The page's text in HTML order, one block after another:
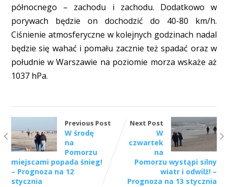
północnego – zachodu i zachodu. Dodatkowo w
porywach będzie on dochodzić do 40-80 km/h.
Ciśnienie atmosferyczne w kolejnych godzinach nadal
będzie się wahać i pomału zacznie też spadać oraz w
południe w Warszawie na poziomie morza wskaże aż
1037 hPa.
Previous Post
W środę
na
Pomorzu
miejscami popada śnieg!
– Prognoza na 12
stycznia
Next Post
W
czwartek
na
Pomorzu wystąpi silny
wiatr i odwilż! –
Prognoza na 13 stycznia